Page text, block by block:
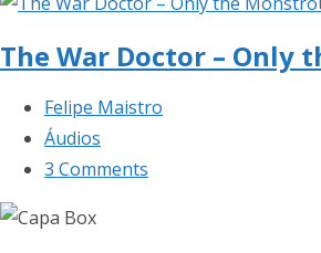
The War Doctor – Only
Felipe Maistro
Áudios
3 Comments